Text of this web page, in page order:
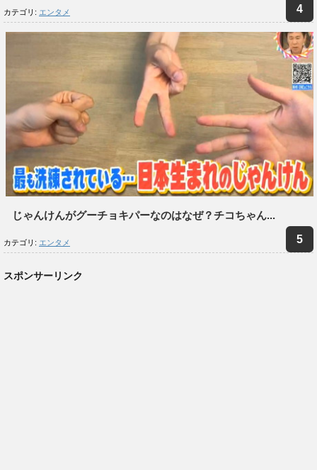
カテゴリ: エンタメ
じゃんけんがグーチョキパーなのはなぜ？チコちゃん...
カテゴリ: エンタメ
スポンサーリンク